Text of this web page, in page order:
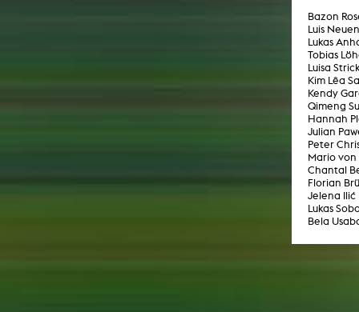
Bazon
Luis
Lukas
Tobias
Luisa
Kim Lêa
Kendy
Qimeng
Hannah
Julian
Peter
Mario von
Chantal
Florian
Jelena Ilić
Lukas
Bela